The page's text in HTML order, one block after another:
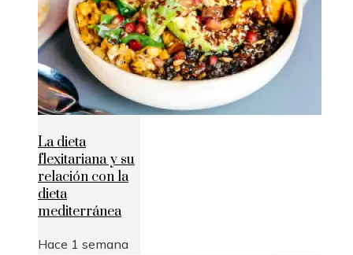
La dieta
flexitariana y su
relación con la
dieta
mediterránea
Hace 1 semana